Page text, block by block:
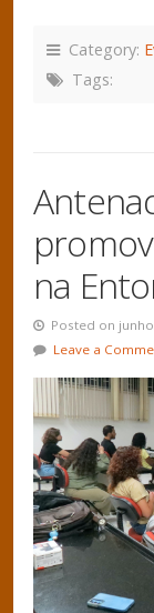
Category:
Tags:
na
Posted on
Leave a